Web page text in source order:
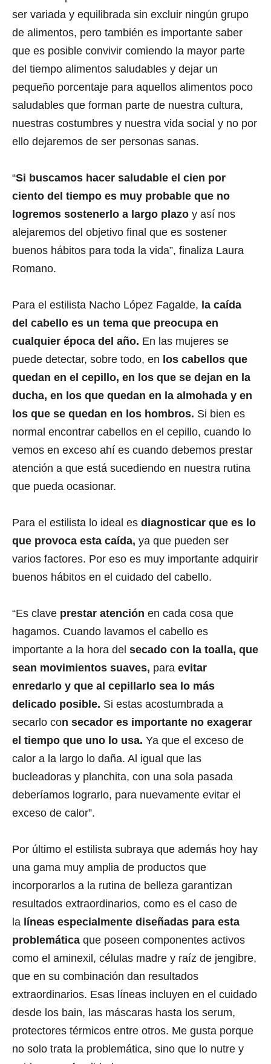
ser variada y equilibrada sin excluir ningún grupo
de alimentos, pero también es importante saber
que es posible convivir comiendo la mayor parte
del tiempo alimentos saludables y dejar un
pequeño porcentaje para aquellos alimentos poco
saludables que forman parte de nuestra cultura,
nuestras costumbres y nuestra vida social y no por
ello dejaremos de ser personas sanas.
“Si buscamos hacer saludable el cien por
ciento del tiempo es muy probable que no
logremos sostenerlo a largo plazo y así nos
alejaremos del objetivo final que es sostener
buenos hábitos para toda la vida”, finaliza Laura
Romano.
Para el estilista Nacho López Fagalde, la caída
del cabello es un tema que preocupa en
cualquier época del año. En las mujeres se
puede detectar, sobre todo, en los cabellos que
quedan en el cepillo, en los que se dejan en la
ducha, en los que quedan en la almohada y en
los que se quedan en los hombros. Si bien es
normal encontrar cabellos en el cepillo, cuando lo
vemos en exceso ahí es cuando debemos prestar
atención a que está sucediendo en nuestra rutina
que pueda ocasionar.
Para el estilista lo ideal es diagnosticar que es lo
que provoca esta caída, ya que pueden ser
varios factores. Por eso es muy importante adquirir
buenos hábitos en el cuidado del cabello.
“Es clave prestar atención en cada cosa que
hagamos. Cuando lavamos el cabello es
importante a la hora del secado con la toalla, que
sean movimientos suaves, para evitar
enredarlo y que al cepillarlo sea lo más
delicado posible. Si estas acostumbrada a
secarlo con secador es importante no exagerar
el tiempo que uno lo usa. Ya que el exceso de
calor a la largo lo daña. Al igual que las
bucleadoras y planchita, con una sola pasada
deberíamos lograrlo, para nuevamente evitar el
exceso de calor”.
Por último el estilista subraya que además hoy hay
una gama muy amplia de productos que
incorporarlos a la rutina de belleza garantizan
resultados extraordinarios, como es el caso de
la líneas especialmente diseñadas para esta
problemática que poseen componentes activos
como el aminexil, células madre y raíz de jengibre,
que en su combinación dan resultados
extraordinarios. Esas líneas incluyen en el cuidado
desde los bain, las máscaras hasta los serum,
protectores térmicos entre otros. Me gusta porque
no solo trata la problemática, sino que lo nutre y